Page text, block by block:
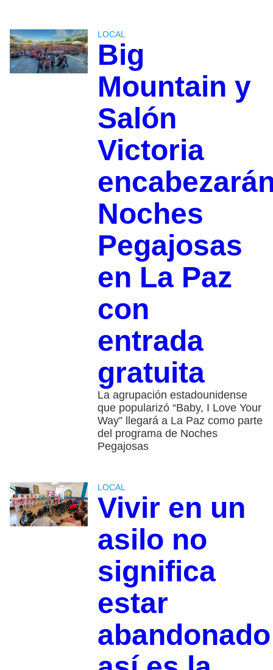
LOCAL
Big
Mountain y
Salón
Victoria
Noches
Pegajosas
en La Paz
con
entrada
gratuita
La agrupación estadounidense
que popularizó “Baby, I Love Your
Way” llegará a La Paz como parte
del programa de Noches
Pegajosas
LOCAL
Vivir en un
asilo no
significa
estar